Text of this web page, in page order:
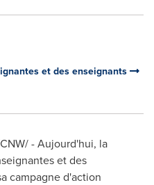
et des enseignants
- Aujourd'hui, la
et des
campagne d'action